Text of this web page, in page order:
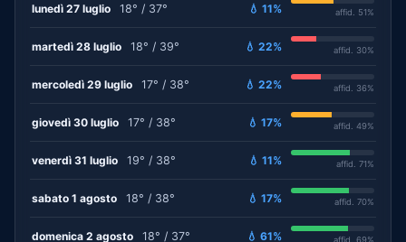
lunedì 27 luglio 18° / 37° 💧 11% affid. 51%
martedì 28 luglio 18° / 39° 💧 22% affid. 30%
mercoledì 29 luglio 17° / 38° 💧 22% affid. 36%
giovedì 30 luglio 17° / 38° 💧 17% affid. 49%
venerdì 31 luglio 19° / 38° 💧 11% affid. 71%
sabato 1 agosto 18° / 38° 💧 17% affid. 70%
domenica 2 agosto 18° / 37° 💧 61% affid. 69%